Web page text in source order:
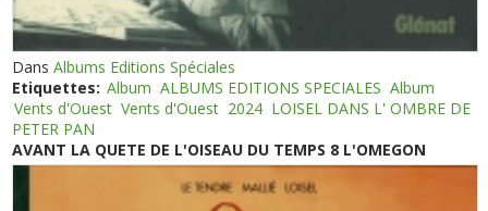
DansAlbums Editions Spéciales
Etiquettes: Album ALBUMS EDITIONS SPECIALES Album
Vents d'Ouest Vents d'Ouest 2024 LOISEL DANS L' OMBRE DE
PETER PAN
AVANT LA QUETE DE L'OISEAU DU TEMPS 8 L'OMEGON